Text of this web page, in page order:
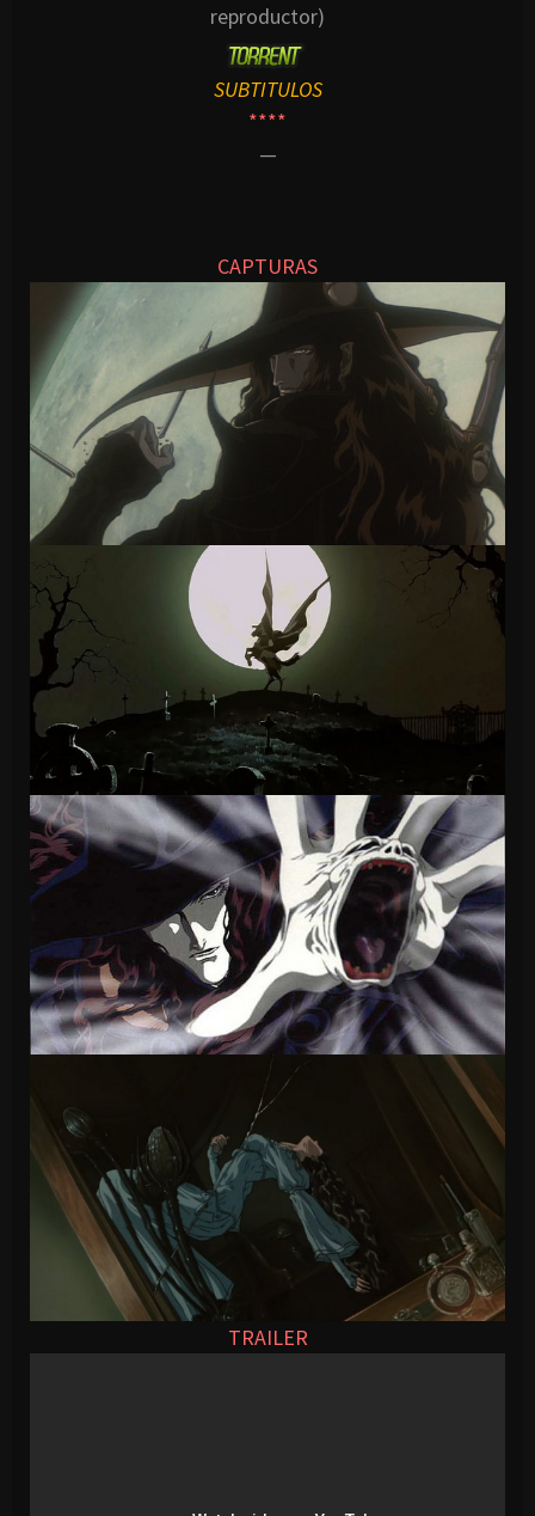
reproductor)
SUBTITULOS
****
—
CAPTURAS
TRAILER